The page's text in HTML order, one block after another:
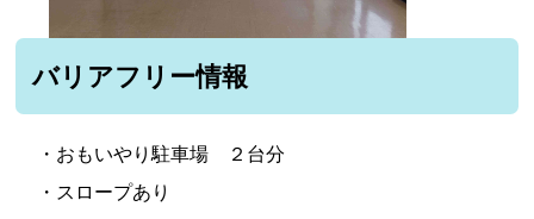
バリアフリー情報
・おもいやり駐車場 ２台分
・スロープあり